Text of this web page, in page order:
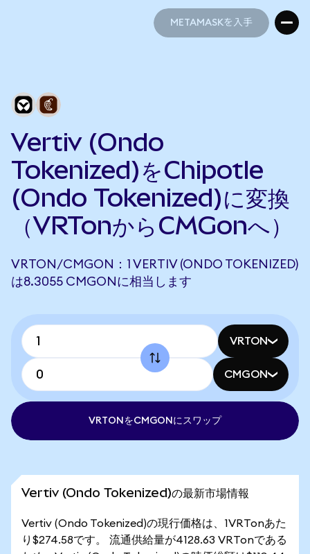
METAMASKを入手
Vertiv (Ondo
Tokenized)をChipotle
(Ondo Tokenized)に変換
（VRTonからCMGonへ）
VRTON/CMGON：1 VERTIV (ONDO TOKENIZED)
は8.3055 CMGONに相当します
VRTON
CMGON
VRTONをCMGONにスワップ
Vertiv (Ondo Tokenized)の最新市場情報
Vertiv (Ondo Tokenized)の現行価格は、1VRTonあた
り$274.58です。 流通供給量が4128.63 VRTonである